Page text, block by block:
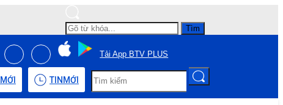
Tìm
Tải App BTV PLUS
MỚI TIN MỚI